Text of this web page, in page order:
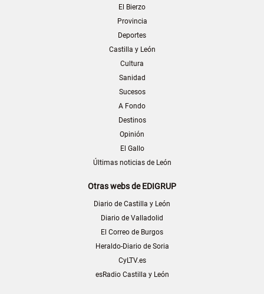
El Bierzo
Provincia
Deportes
Castilla y León
Cultura
Sanidad
Sucesos
A Fondo
Destinos
Opinión
El Gallo
Últimas noticias de León
Otras webs de EDIGRUP
Diario de Castilla y León
Diario de Valladolid
El Correo de Burgos
Heraldo-Diario de Soria
CyLTV.es
esRadio Castilla y León